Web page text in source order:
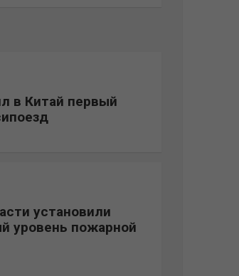
в Китай первый
установили
уровень пожарной